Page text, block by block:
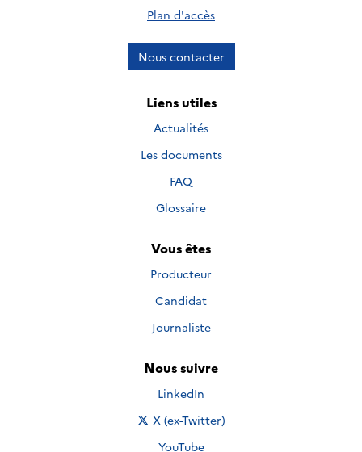
Plan d'accès
Nous contacter
Liens utiles
Actualités
Les documents
FAQ
Glossaire
Vous êtes
Producteur
Candidat
Journaliste
Nous suivre
Nous suivre sur
LinkedIn
Nous suivre sur
X (ex-Twitter)
Nous suivre sur
YouTube